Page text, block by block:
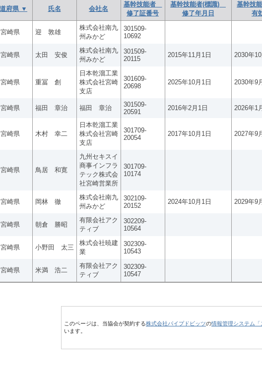
府県 ▼ 氏名 会社名
基幹技能者
修了証番号
基幹技能者(標識)
修了年月日
基幹技
有
宮崎県 迎 敦雄
株式会社南九
州みかど
301509-
10692
宮崎県 太田 安俊
株式会社南九
州みかど
301509-
20115
2015年11月1日 2030年
宮崎県 重冨 創
日本乾溜工業
株式会社宮崎
支店
301609-
20698
2025年10月1日 2030年9
宮崎県 福田 章治 福田 章治
301509-
20591
2016年2月1日 2026年1
宮崎県 木村 幸二
日本乾溜工業
株式会社宮崎
支店
301709-
20054
2017年10月1日 2027年9
宮崎県 鳥居 和寛
九州セキスイ
商事インフラ
テック株式会
社宮崎営業所
301709-
10174
宮崎県 岡林 徹
株式会社南九
州みかど
302109-
20152
2024年10月1日 2029年9
宮崎県 朝倉 勝昭
有限会社アク
ティブ
302209-
10564
宮崎県 小野田 太三
株式会社暁建
業
302309-
10543
宮崎県 米満 浩二
有限会社アク
ティブ
302309-
10547
このページは、当協会が契約する株式会社パイプドビッツの情報管理システム「
います。